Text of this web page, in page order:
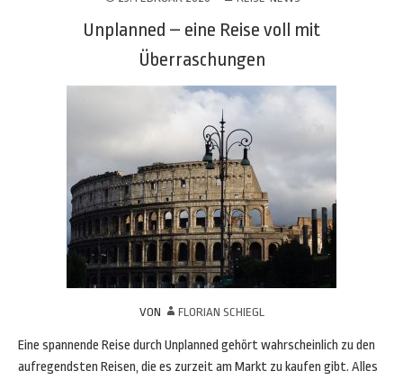
Unplanned – eine Reise voll mit
Überraschungen
VON FLORIAN SCHIEGL
Eine spannende Reise durch Unplanned gehört wahrscheinlich zu den
aufregendsten Reisen, die es zurzeit am Markt zu kaufen gibt. Alles